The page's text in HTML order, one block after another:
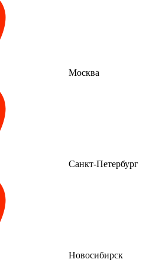
Москва
Санкт-Петербург
Новосибирск